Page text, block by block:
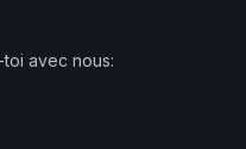
avec nous: